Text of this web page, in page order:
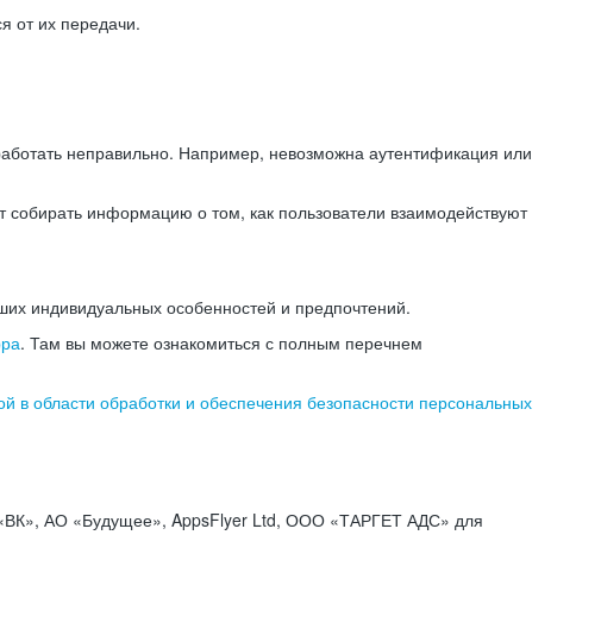
от их передачи.
неправильно. Например, невозможна аутентификация или
информацию о том, как пользователи взаимодействуют
индивидуальных особенностей и предпочтений.
. Там вы можете ознакомиться с полным перечнем
в области обработки и обеспечения безопасности персональных
АО «Будущее», AppsFlyer Ltd, ООО «ТАРГЕТ АДС» для